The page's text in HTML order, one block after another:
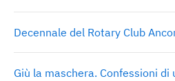
Decennale del Rotary Club
Giù la maschera. Confessioni di